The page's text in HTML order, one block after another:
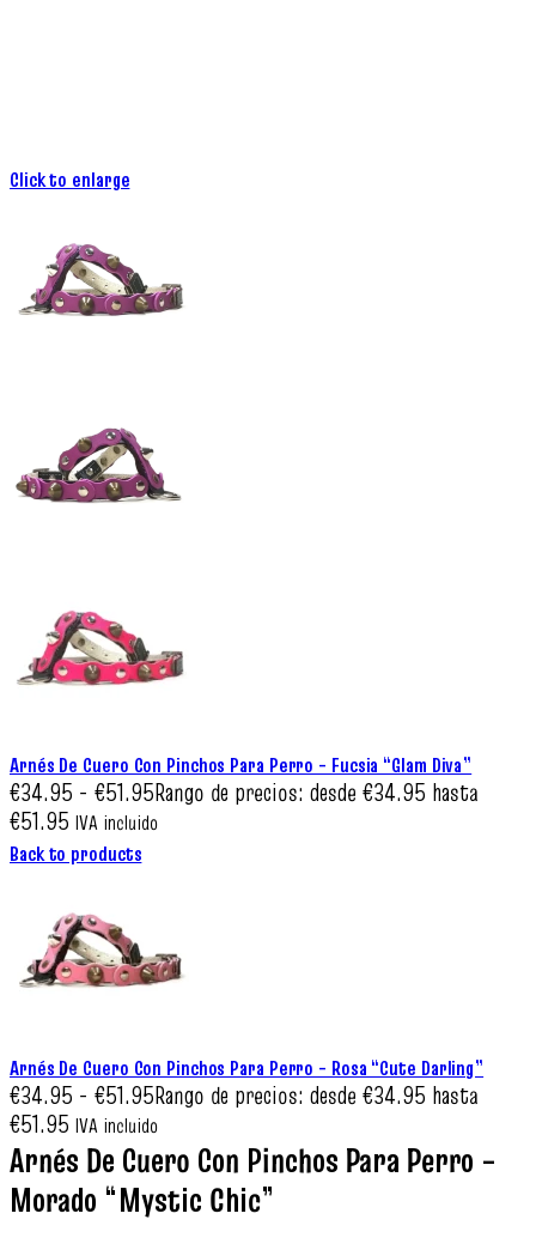
Click to enlarge
Arnés De Cuero Con Pinchos Para Perro – Fucsia “Glam Diva”
€34.95 - €51.95Rango de precios: desde €34.95 hasta
€51.95 IVA incluido
Back to products
Arnés De Cuero Con Pinchos Para Perro – Rosa “Cute Darling”
€34.95 - €51.95Rango de precios: desde €34.95 hasta
€51.95 IVA incluido
Arnés De Cuero Con Pinchos Para Perro –
Morado “Mystic Chic”